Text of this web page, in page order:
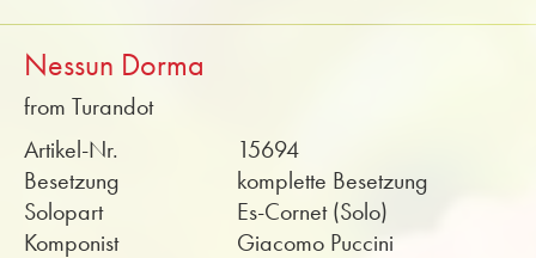
Nessun Dorma
from Turandot
Artikel-Nr.
15694
Besetzung
komplette Besetzung
Solopart
Es-Cornet (Solo)
Komponist
Giacomo Puccini